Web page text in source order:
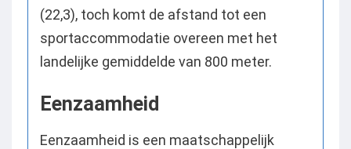
(22,3), toch komt de afstand tot een
sportaccommodatie overeen met het
landelijke gemiddelde van 800 meter.
Eenzaamheid
Eenzaamheid is een maatschappelijk